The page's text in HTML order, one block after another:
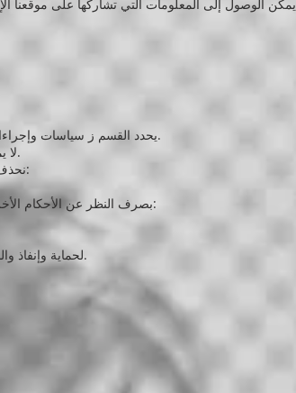
يمكن الوصول إلى المعلومات التي تشاركها على موقعنا
يحدد القسم ز سياسات وإجراءات الاحتفاظ بالبيانات المصممة لضمان وفائنا بالتزاماتنا القانونية فيما يتعلق بالاحتفاظ بالمعلومات الشخصية وحذفها.
لا يمكن الاحتفاظ بالمعلومات الشخصية التي نعالجها لفترة أطول مما هو مطلوب بموجب الغرض أو الأغراض المذكورة.
بدون التأثير على المادة G-2 ، نحذف عادةً المعلومات الشخصية التي تقع ضمن الفئات التالية ، في التاريخ / الوقت التالي:
بصرف النظر عن الأحكام الأخرى الواردة في القسم ز ، فإننا نحتفظ بالوثائق (بما في ذلك المستندات الإلكترونية) التي تحتوي على بيانات شخصية:
لحماية وإنفاذ والدفاع عن حقوقنا القانونية (بما في ذلك إعادة توجيه المعلومات إلى الآخرين لمنع الاحتيال والحد من مخاطر الائتمان).